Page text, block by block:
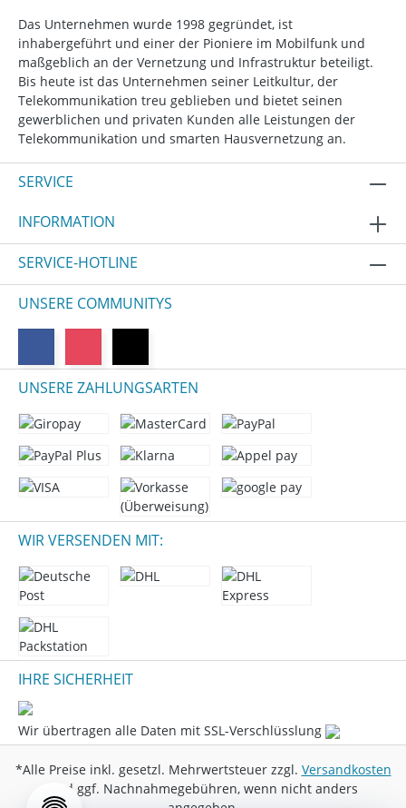
Das Unternehmen wurde 1998 gegründet, ist
inhabergeführt und einer der Pioniere im Mobilfunk und
maßgeblich an der Vernetzung und Infrastruktur beteiligt.
Bis heute ist das Unternehmen seiner Leitkultur, der
Telekommunikation treu geblieben und bietet seinen
gewerblichen und privaten Kunden alle Leistungen der
Telekommunikation und smarten Hausvernetzung an.
SERVICE
INFORMATION
SERVICE-HOTLINE
UNSERE COMMUNITYS
UNSERE ZAHLUNGSARTEN
WIR VERSENDEN MIT:
IHRE SICHERHEIT
Wir übertragen alle Daten mit SSL-Verschlüsslung
*Alle Preise inkl. gesetzl. Mehrwertsteuer zzgl. Versandkosten
und ggf. Nachnahmegebühren, wenn nicht anders